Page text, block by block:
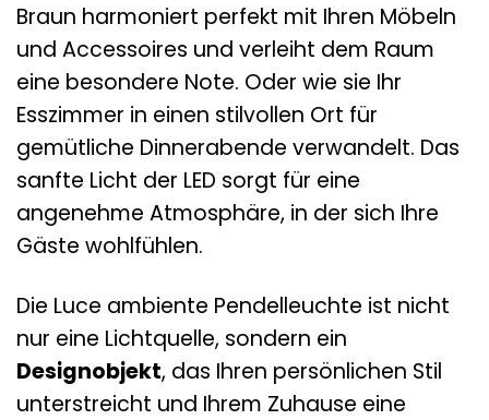
Braun harmoniert perfekt mit Ihren Möbeln
und Accessoires und verleiht dem Raum
eine besondere Note. Oder wie sie Ihr
Esszimmer in einen stilvollen Ort für
gemütliche Dinnerabende verwandelt. Das
sanfte Licht der LED sorgt für eine
angenehme Atmosphäre, in der sich Ihre
Gäste wohlfühlen.
Die Luce ambiente Pendelleuchte ist nicht
nur eine Lichtquelle, sondern ein
Designobjekt, das Ihren persönlichen Stil
unterstreicht und Ihrem Zuhause eine